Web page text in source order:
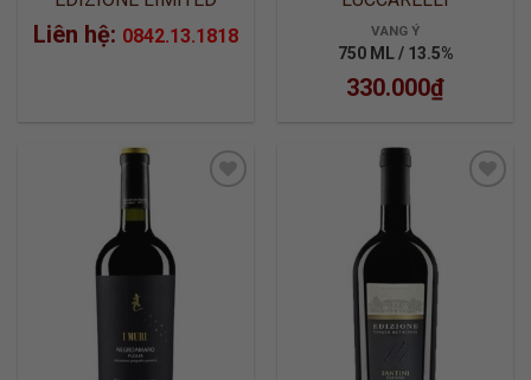
RELEASE
Liên hệ: 0842.13.1818
NEGROAMARO
VANG Ý
750 ML / 13.5%
330.000₫
ADD TO
WISHLIST
ADD TO
WISHLIST